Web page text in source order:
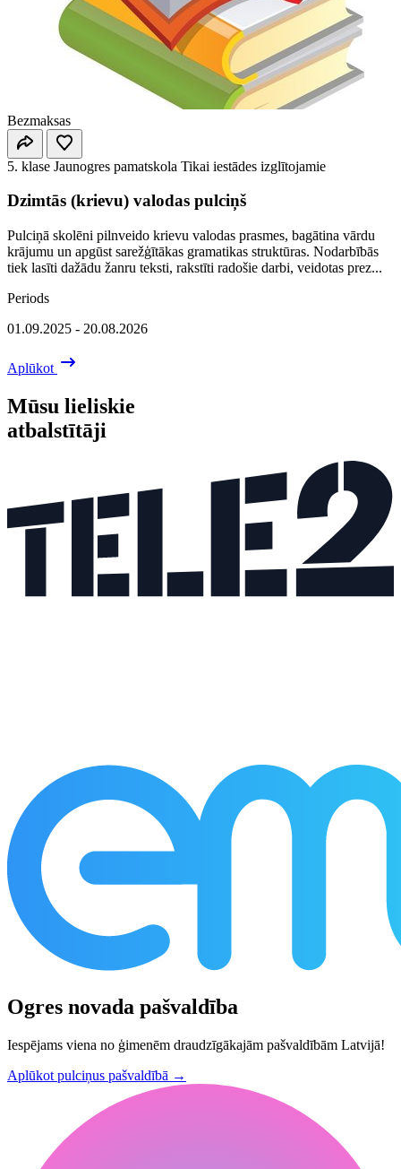
Bezmaksas
5. klase Jaunogres pamatskola Tikai iestādes izglītojamie
Dzimtās (krievu) valodas pulciņš
Pulciņā skolēni pilnveido krievu valodas prasmes, bagātina vārdu
krājumu un apgūst sarežģītākas gramatikas struktūras. Nodarbībās
tiek lasīti dažādu žanru teksti, rakstīti radošie darbi, veidotas prez...
Periods
01.09.2025 - 20.08.2026
Aplūkot
Mūsu lieliskie
atbalstītāji
Ogres novada pašvaldība
Iespējams viena no ģimenēm draudzīgākajām pašvaldībām Latvijā!
Aplūkot pulciņus pašvaldībā →